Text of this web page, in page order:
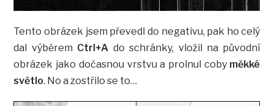
Tento obrázek jsem převedl do negativu, pak ho celý
dal výběrem Ctrl+A do schránky, vložil na původní
obrázek jako dočasnou vrstvu a prolnul coby měkké
světlo. No a zostřilo se to…